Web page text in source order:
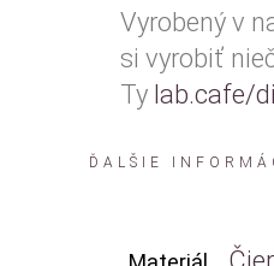
Vyrobený v
si vyrobiť
Ty lab.cafe/
ĎALŠIE